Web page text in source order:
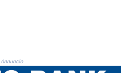
MMK 2427.367709
Annuncio